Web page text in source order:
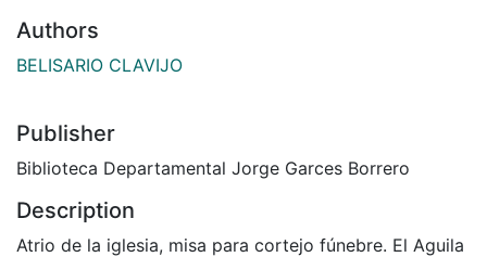
Authors
BELISARIO CLAVIJO
Publisher
Biblioteca Departamental Jorge Garces Borrero
Description
Atrio de la iglesia, misa para cortejo fúnebre. El Aguila